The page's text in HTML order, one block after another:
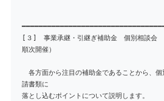
[３] 事業承継・引継ぎ補助金 個
順次開催）
各方面から注目の補助金であることから、個
請書類に
落とし込むポイントについて説明します。